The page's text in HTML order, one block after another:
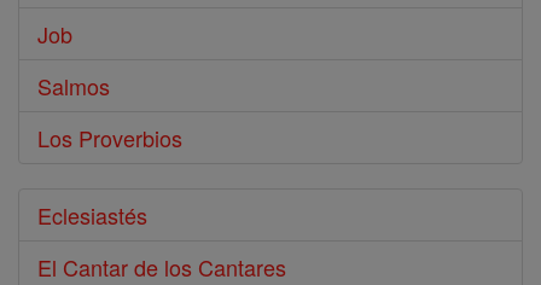
Job
Salmos
Los Proverbios
Eclesiastés
El Cantar de los Cantares